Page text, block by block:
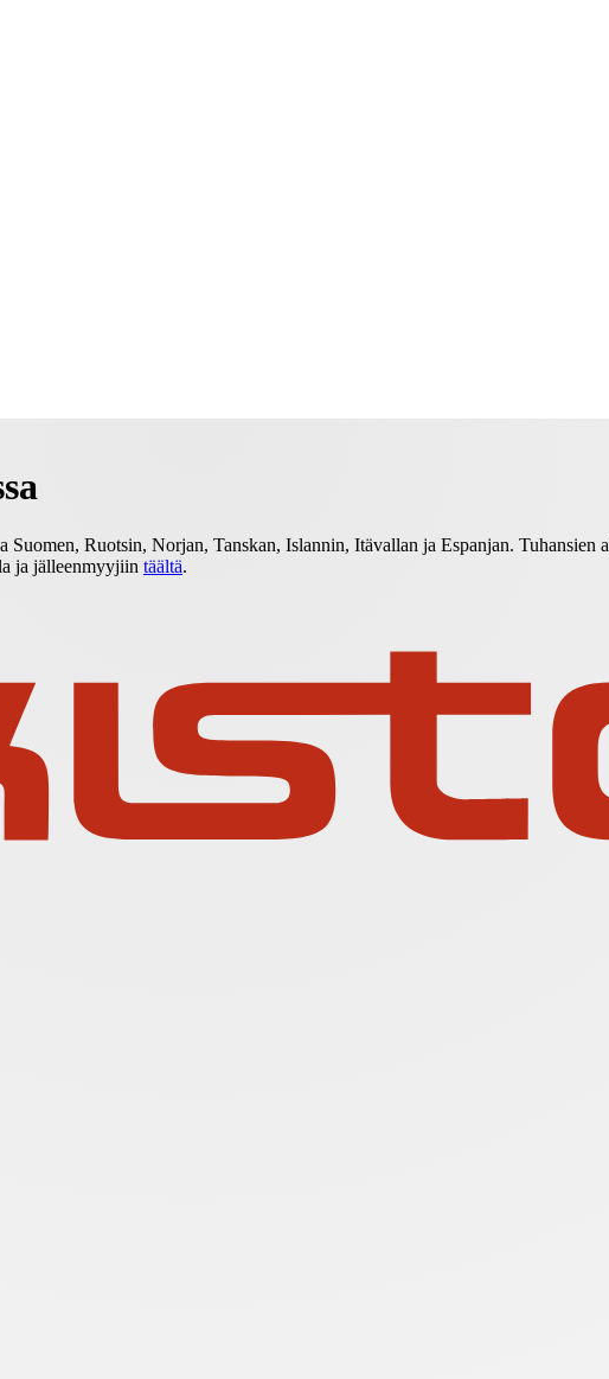
Ruotsin, Norjan, Tanskan, Islannin, Itävallan ja Espanjan. Tuhansien
ja jälleenmyyjiin täältä.